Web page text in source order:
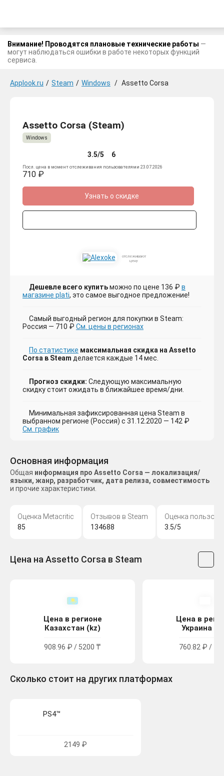
Внимание! Проводятся плановые технические работы —
могут наблюдаться ошибки в работе некоторых функций
сервиса.
Applook.ru / Steam / Windows / Assetto Corsa
Assetto Corsa (Steam)
Windows
3.5/5 6
Посл. цена в момент отслеживания пользователями 23.07.2026
710 ₽
Узнать о скидке
отслеживают
цену
Дешевле всего купитьможно по цене 136 ₽ в
магазине plati, это самое выгодное предложение!
Самый выгодный регион для покупки в Steam:
Россия — 710 ₽ См. цены в регионах
По статистике максимальная скидка на Assetto
Corsa в Steam делается каждые 14 мес.
Прогноз скидки: Следующую максимальную
скидку стоит ожидать в ближайшее время/дни.
Минимальная зафиксированная цена Steam в
выбранном регионе (Россия) с 31.12.2020 — 142 ₽
См. график
Основная информация
Общая информация про Assetto Corsa — локализация/
языки, жанр, разработчик, дата релиза, совместимость
и прочие характеристики.
Оценка Metacritic
85
Отзывов в Steam
134688
Оценка
3.5/5
Цена на Assetto Corsa в Steam
Цена в регионе
Казахстан (kz)
908.96 ₽ / 5200 ₸
Цена в
Украина
760.82 ₽ /
Сколько стоит на других платформах
PS4™
2149 ₽